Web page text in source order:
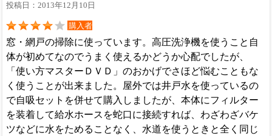
投稿日：2013年12月10日
購入者
窓・網戸の掃除に使っています。高圧洗浄機を使うこと自
体が初めてなのでうまく使えるかどうか心配でしたが、
「使い方マスターＤＶＤ」のおかげでさほど悩むこともな
く使うことが出来ました。屋外では井戸水を使っているの
で自吸セットを併せて購入しましたが、本体にフィルター
を装着して給水ホースを蛇口に接続すれば、わざわざバケ
ツなどに水をためることなく、水道を使うときと全く同じ